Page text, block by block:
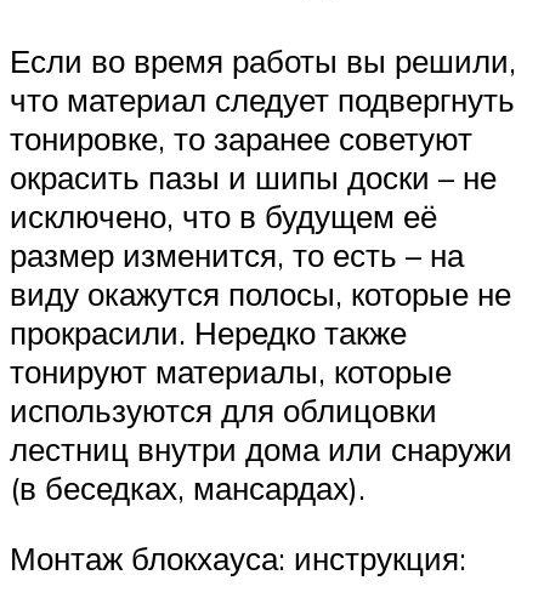
Если во время работы вы решили,
что материал следует подвергнуть
тонировке, то заранее советуют
окрасить пазы и шипы доски – не
исключено, что в будущем её
размер изменится, то есть – на
виду окажутся полосы, которые не
прокрасили. Нередко также
тонируют материалы, которые
используются для облицовки
лестниц внутри дома или снаружи
(в беседках, мансардах).
Монтаж блокхауса: инструкция: